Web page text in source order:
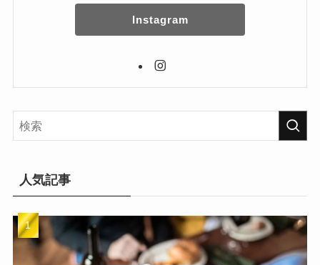
Instagram
人気記事